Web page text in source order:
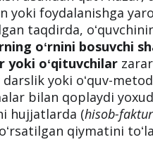
yoki foydalanishga
taqdirda,
oʻrnini bosuvchi
yoki oʻqituvchilar
darslik yoki oʻquv-
bilan qoplaydi
hujjatlarda (hisob-
qiymatini